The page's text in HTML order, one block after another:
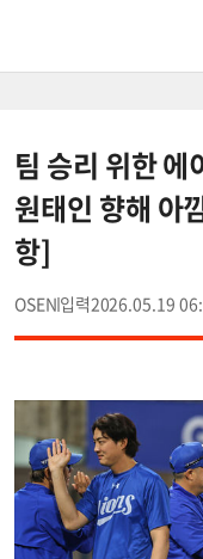
팀 승리 위한
원태인 향해 아
항]
OSEN 2026.05.19